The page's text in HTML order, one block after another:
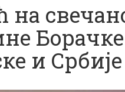
Борачке
и Србије